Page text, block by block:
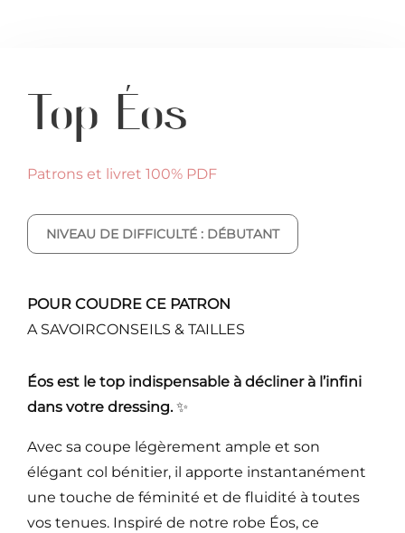
Top Éos
Patrons et livret 100% PDF
NIVEAU DE DIFFICULTÉ : DÉBUTANT
POUR COUDRE CE PATRON
A SAVOIRCONSEILS & TAILLES
Éos est le top indispensable à décliner à l’infini
dans votre dressing.✨
Avec sa coupe légèrement ample et son
élégant col bénitier, il apporte instantanément
une touche de féminité et de fluidité à toutes
vos tenues. Inspiré de notre robe Éos, ce